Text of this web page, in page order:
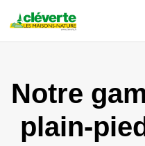
Notre
plain-